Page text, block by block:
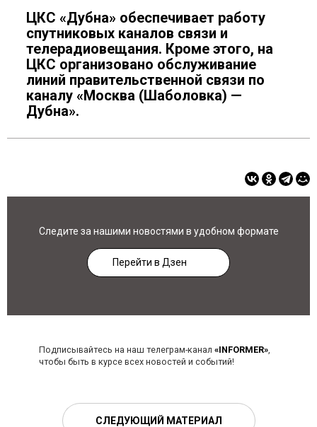
ЦКС «Дубна» обеспечивает работу
спутниковых каналов связи и
телерадиовещания. Кроме этого, на
ЦКС организовано обслуживание
линий правительственной связи по
каналу «Москва (Шаболовка) —
Дубна».
Следите за нашими новостями в удобном формате
Перейти в Дзен
Подписывайтесь на наш телеграм-канал «INFORMER»,
чтобы быть в курсе всех новостей и событий!
СЛЕДУЮЩИЙ МАТЕРИАЛ